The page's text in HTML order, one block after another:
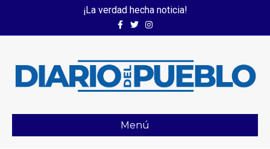
¡La verdad hecha noticia!
FacebookTwitterInstagram
Menú